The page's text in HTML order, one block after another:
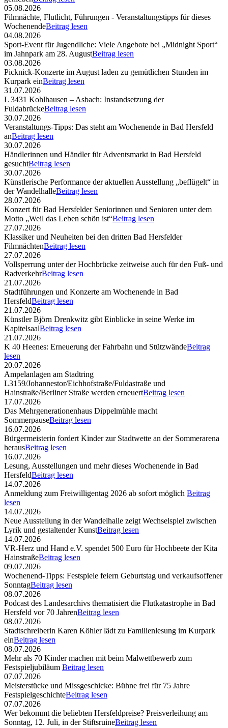
05.08.2026
Filmnächte, Flutlicht, Führungen - Veranstaltungstipps für dieses
WochenendeBeitrag lesen
04.08.2026
Sport-Event für Jugendliche: Viele Angebote bei „Midnight Sport“
im Jahnpark am 28. AugustBeitrag lesen
03.08.2026
Picknick-Konzerte im August laden zu gemütlichen Stunden im
Kurpark einBeitrag lesen
31.07.2026
L 3431 Kohlhausen – Asbach: Instandsetzung der
FuldabrückeBeitrag lesen
30.07.2026
Veranstaltungs-Tipps: Das steht am Wochenende in Bad Hersfeld
anBeitrag lesen
30.07.2026
Händlerinnen und Händler für Adventsmarkt in Bad Hersfeld
gesuchtBeitrag lesen
30.07.2026
Künstlerische Performance der aktuellen Ausstellung „beflügelt“ in
der WandelhalleBeitrag lesen
28.07.2026
Konzert für Bad Hersfelder Seniorinnen und Senioren unter dem
Motto „Weil das Leben schön ist“Beitrag lesen
27.07.2026
Klassiker und Neuheiten bei den dritten Bad Hersfelder
FilmnächtenBeitrag lesen
27.07.2026
Vollsperrung unter der Hochbrücke zeitweise auch für den Fuß- und
RadverkehrBeitrag lesen
21.07.2026
Stadtführungen und Konzerte am Wochenende in Bad
HersfeldBeitrag lesen
21.07.2026
Künstler Björn Drenkwitz gibt Einblicke in seine Werke im
KapitelsaalBeitrag lesen
21.07.2026
K 40 Heenes: Erneuerung der Fahrbahn und StützwändeBeitrag
lesen
20.07.2026
Ampelanlagen am Stadtring
L3159/Johannestor/Eichhofstraße/Fuldastraße und
Hainstraße/Berliner Straße werden erneuertBeitrag lesen
17.07.2026
Das Mehrgenerationenhaus Dippelmühle macht
SommerpauseBeitrag lesen
16.07.2026
Bürgermeisterin fordert Kinder zur Stadtwette an der Sommerarena
herausBeitrag lesen
16.07.2026
Lesung, Ausstellungen und mehr dieses Wochenende in Bad
HersfeldBeitrag lesen
14.07.2026
Anmeldung zum Freiwilligentag 2026 ab sofort möglich Beitrag
lesen
14.07.2026
Neue Ausstellung in der Wandelhalle zeigt Wechselspiel zwischen
Lyrik und gestaltender KunstBeitrag lesen
14.07.2026
VR-Herz und Hand e.V. spendet 500 Euro für Hochbeete der Kita
HainstraßeBeitrag lesen
09.07.2026
Wochenend-Tipps: Festspiele feiern Geburtstag und verkaufsoffener
SonntagBeitrag lesen
08.07.2026
Podcast des Landesarchivs thematisiert die Flutkatastrophe in Bad
Hersfeld vor 70 JahrenBeitrag lesen
08.07.2026
Stadtschreiberin Karen Köhler lädt zu Familienlesung im Kurpark
einBeitrag lesen
08.07.2026
Mehr als 70 Kinder machen mit beim Malwettbewerb zum
Festspieljubiläum Beitrag lesen
07.07.2026
Meisterstücke und Missgeschicke: Bühne frei für 75 Jahre
FestspielgeschichteBeitrag lesen
07.07.2026
Wer bekommt die beliebten Hersfeldpreise? Preisverleihung am
Sonntag, 12. Juli, in der StiftsruineBeitrag lesen